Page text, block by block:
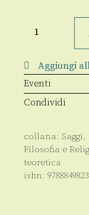
per
Aggiungi
Eventi
Condividi
collana: Saggi,
Filosofia e
teoretica
isbn: